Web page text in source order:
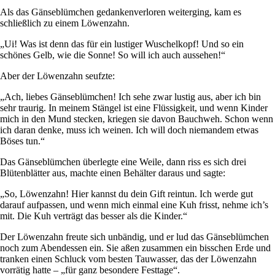
Als das Gänseblümchen gedankenverloren weiterging, kam es
schließlich zu einem Löwenzahn.
„Ui! Was ist denn das für ein lustiger Wuschelkopf! Und so ein
schönes Gelb, wie die Sonne! So will ich auch aussehen!“
Aber der Löwenzahn seufzte:
„Ach, liebes Gänseblümchen! Ich sehe zwar lustig aus, aber ich bin
sehr traurig. In meinem Stängel ist eine Flüssigkeit, und wenn Kinder
mich in den Mund stecken, kriegen sie davon Bauchweh. Schon wenn
ich daran denke, muss ich weinen. Ich will doch niemandem etwas
Böses tun.“
Das Gänseblümchen überlegte eine Weile, dann riss es sich drei
Blütenblätter aus, machte einen Behälter daraus und sagte:
„So, Löwenzahn! Hier kannst du dein Gift reintun. Ich werde gut
darauf aufpassen, und wenn mich einmal eine Kuh frisst, nehme ich’s
mit. Die Kuh verträgt das besser als die Kinder.“
Der Löwenzahn freute sich unbändig, und er lud das Gänseblümchen
noch zum Abendessen ein. Sie aßen zusammen ein bisschen Erde und
tranken einen Schluck vom besten Tauwasser, das der Löwenzahn
vorrätig hatte – „für ganz besondere Festtage“.